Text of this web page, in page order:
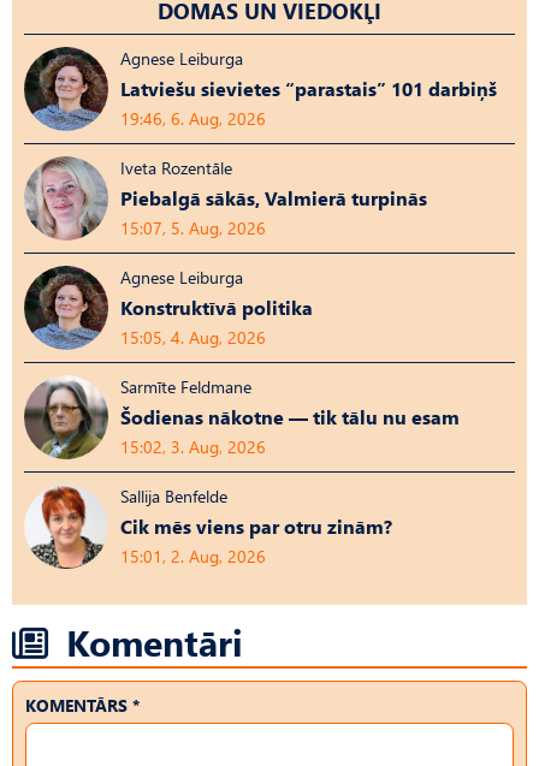
DOMAS UN VIEDOKĻI
Agnese Leiburga
Latviešu sievietes “parastais” 101 darbiņš
19:46, 6. Aug, 2026
Iveta Rozentāle
Piebalgā sākās, Valmierā turpinās
15:07, 5. Aug, 2026
Agnese Leiburga
Konstruktīvā politika
15:05, 4. Aug, 2026
Sarmīte Feldmane
Šodienas nākotne — tik tālu nu esam
15:02, 3. Aug, 2026
Sallija Benfelde
Cik mēs viens par otru zinām?
15:01, 2. Aug, 2026
Komentāri
KOMENTĀRS *